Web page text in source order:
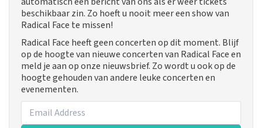
beschikbaar zin. Zo hoeft u nooit meer een show van
Radical Face te missen!
Radical Face heeft geen concerten op dit moment. Blijf
op de hoogte van nieuwe concerten van Radical Face en
meld je aan op onze nieuwsbrief. Zo wordt u ook op de
hoogte gehouden van andere leuke concerten en
evenementen.